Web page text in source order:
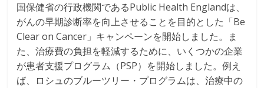
国保健省の行政機関であるPublic Health Englandは、
がんの早期診断率を向上させることを目的とした「Be
Clear on Cancer」キャンペーンを開始しました。ま
た、治療費の負担を軽減するために、いくつかの企業
が患者支援プログラム（PSP）を開始しました。例え
ば、ロシュのブルーツリー・プログラムは、治療中の